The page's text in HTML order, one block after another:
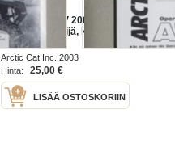
Arctic Cat ATV 2004 Operator´s
Manual -mönkijä, käyttöohjekirja
englanniksi
Arctic Cat Inc. 2003
Hinta:
25,00 €
LISÄÄ OSTOSKORIIN